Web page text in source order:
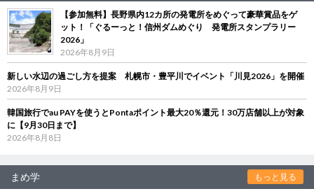
【参加無料】長野県内12カ所の発電所をめぐって豪華賞品をゲ
ット！「ぐるーっと！信州ダムめぐり 発電所スタンプラリー
2026」
2026年8月9日
新しい水辺の過ごし方を提案 札幌市・豊平川でイベント「川見2026」を開催
2026年8月9日
韓国旅行でau PAYを使うとPontaポイント最大20％還元！30万店舗以上が対象
に【9月30日まで】
2026年8月8日
まめ学 もっと見る